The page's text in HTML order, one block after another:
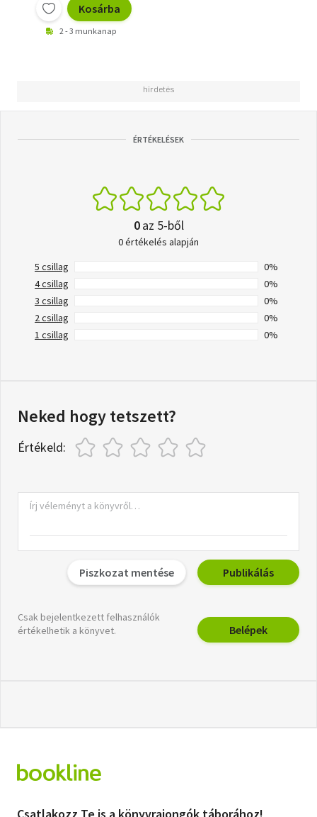
Kosárba
2 - 3 munkanap
ÉRTÉKELÉSEK
0az 5-ből
0 értékelés alapján
5 csillag
0%
4 csillag
0%
3 csillag
0%
2 csillag
0%
1 csillag
0%
Neked hogy tetszett?
Értékeld:
Piszkozat mentése Publikálás
Csak bejelentkezett felhasználók
értékelhetik a könyvet.
Belépek